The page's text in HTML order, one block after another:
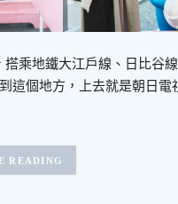
搭乘地鐵大江戶線、日比谷
這個地方，上去就是朝日電
READING